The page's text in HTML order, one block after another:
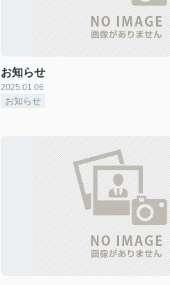
お知らせ
2025.01.06
お知らせ